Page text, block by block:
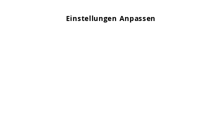
Firmennummer: 863029607
Einstellungen Anpassen